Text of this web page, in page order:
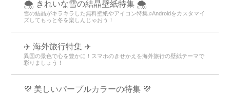
🌨 きれいな雪の結晶壁紙特集 🌨
雪の結晶がキラキラした無料壁紙やアイコン特集♫Androidをカスタマイ
ズしてもっと冬を楽しんじゃおう！
✈️ 海外旅行特集 ✈️
異国の景色で心を豊かに！スマホのきせかえを海外旅行の壁紙テーマで
彩りましょう！
💜 美しいパープルカラーの特集 💜